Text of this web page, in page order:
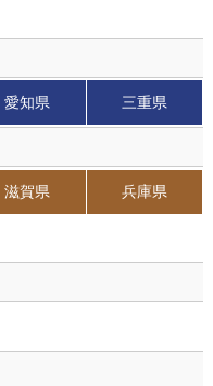
愛知県 三重県
滋賀県 兵庫県